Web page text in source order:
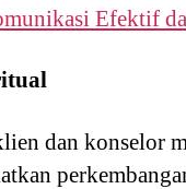
Efektif
dan konselor